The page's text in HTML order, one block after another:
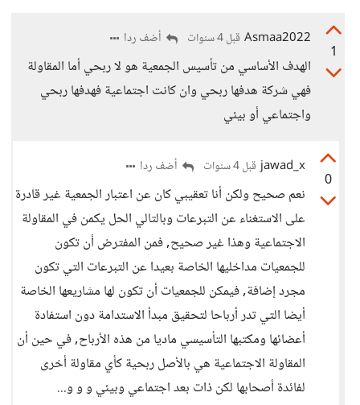
1
Asmaa2022 قبل 4 سنوات أضف ردا
الهدف الأساسي من تأسيس الجمعية هو لا ربحي أما المقاولة
فهي شركة هدفها ربحي وان كانت اجتماعية فهدفها ربحي
واجتماعي أو بيئي
0
jawad_x قبل 4 سنوات أضف ردا
نعم صحيح ولكن أنا تعقيبي كان عن اعتبار الجمعية غير قادرة
على الاستغناء عن التبرعات وبالتالي الحل يكمن في المقاولة
الاجتماعية وهذا غير صحيح, فمن المفترض أن تكون
للجمعيات مداخليها الخاصة بعيدا عن التبرعات التي تكون
مجرد إضافة, فيمكن للجمعيات أن تكون لها مشاريعها الخاصة
أيضا التي تدر أرباحا لتحقيق مبدأ الاستدامة دون استفادة
أعضائها ومكتبها التأسيسي ماديا من هذه الأرباح, في حين أن
المقاولة الاجتماعية هي بالأصل ربحية كأي مقاولة أخرى
لفائدة أصحابها لكن ذات بعد اجتماعي وبيئي و و و...